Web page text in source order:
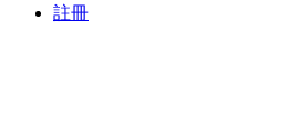
註冊